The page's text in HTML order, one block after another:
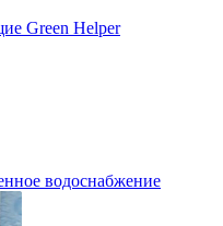
Green Helper
водоснабжение